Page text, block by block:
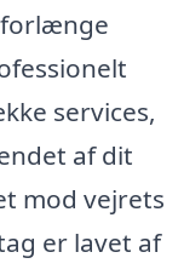
services,
af dit
mod vejrets
er lavet af